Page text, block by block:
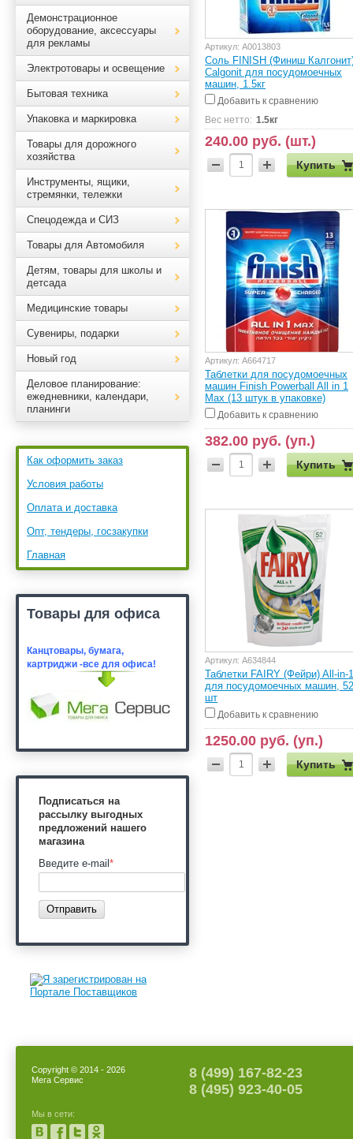
Демонстрационное
оборудование, аксессуары
для рекламы
Электротовары и освещение
Бытовая техника
Упаковка и маркировка
Товары для дорожного
хозяйства
Инструменты, ящики,
стремянки, тележки
Спецодежда и СИЗ
Товары для Автомобиля
Детям, товары для школы и
детсада
Медицинские товары
Сувениры, подарки
Новый год
Деловое планирование:
ежедневники, календари,
планинги
Как оформить заказ
Условия работы
Оплата и доставка
Опт, тендеры, госзакупки
Главная
Товары для офиса
Канцтовары, бумага,
картриджи -все для офиса!
Подписаться на
рассылку выгодных
предложений нашего
магазина
Введите e-mail *
Отправить
Артикул: А0013803
Соль FINISH (Финиш
Calgonit для посудомоечных
машин, 1.5кг
Добавить к сравнению
Вес нетто: 1.5кг
240.00 руб. (шт.)
Купить
Артикул: А664717
Таблетки для посудомоечных
машин Finish Powerball All in 1
Max (13 штук в упаковке)
Добавить к сравнению
382.00 руб. (уп.)
Купить
Артикул: А634844
Таблетки FAIRY (Фейри) All-in-1
для посудомоечных машин, 52
шт
Добавить к сравнению
1250.00 руб. (уп.)
Купить
Copyright © 2014 - 2026
Мега Сервис
Мы в сети:
8 (499) 167-82-23
8 (495) 923-40-05